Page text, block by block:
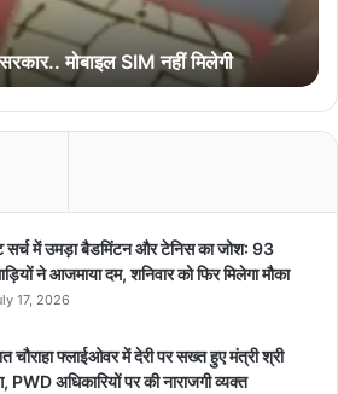
मोबाइल SIM नहीं मिलेगी
में उमड़ा बैडमिंटन और टेनिस का जोश: 93
ने आजमाया दम, शनिवार को फिर मिलेगा मौका
17, 2026
चौराहा फ्लाईओवर में देरी पर सख्त हुए मंत्री श्री
PWD अधिकारियों पर की नाराजगी व्यक्त